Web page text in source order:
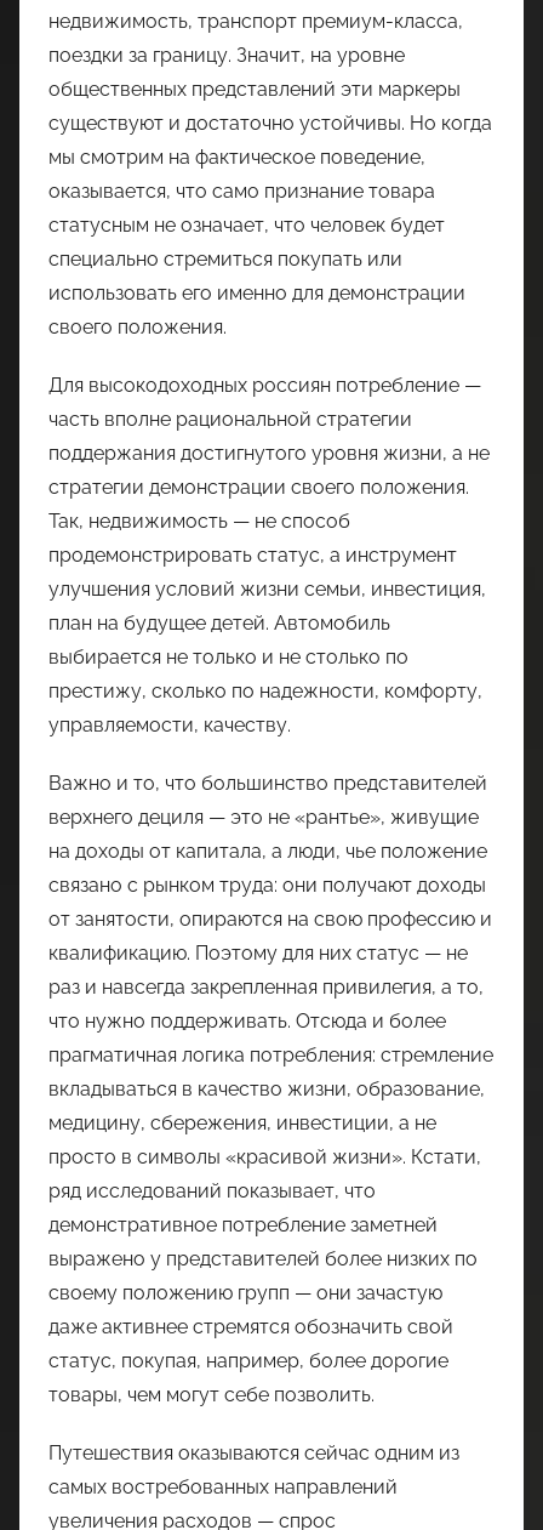
недвижимость, транспорт премиум-класса,
поездки за границу. Значит, на уровне
общественных представлений эти маркеры
существуют и достаточно устойчивы. Но когда
мы смотрим на фактическое поведение,
оказывается, что само признание товара
статусным не означает, что человек будет
специально стремиться покупать или
использовать его именно для демонстрации
своего положения.
Для высокодоходных россиян потребление —
часть вполне рациональной стратегии
поддержания достигнутого уровня жизни, а не
стратегии демонстрации своего положения.
Так, недвижимость — не способ
продемонстрировать статус, а инструмент
улучшения условий жизни семьи, инвестиция,
план на будущее детей. Автомобиль
выбирается не только и не столько по
престижу, сколько по надежности, комфорту,
управляемости, качеству.
Важно и то, что большинство представителей
верхнего дециля — это не «рантье», живущие
на доходы от капитала, а люди, чье положение
связано с рынком труда: они получают доходы
от занятости, опираются на свою профессию и
квалификацию. Поэтому для них статус — не
раз и навсегда закрепленная привилегия, а то,
что нужно поддерживать. Отсюда и более
прагматичная логика потребления: стремление
вкладываться в качество жизни, образование,
медицину, сбережения, инвестиции, а не
просто в символы «красивой жизни». Кстати,
ряд исследований показывает, что
демонстративное потребление заметней
выражено у представителей более низких по
своему положению групп — они зачастую
даже активнее стремятся обозначить свой
статус, покупая, например, более дорогие
товары, чем могут себе позволить.
Путешествия оказываются сейчас одним из
самых востребованных направлений
увеличения расходов — спрос